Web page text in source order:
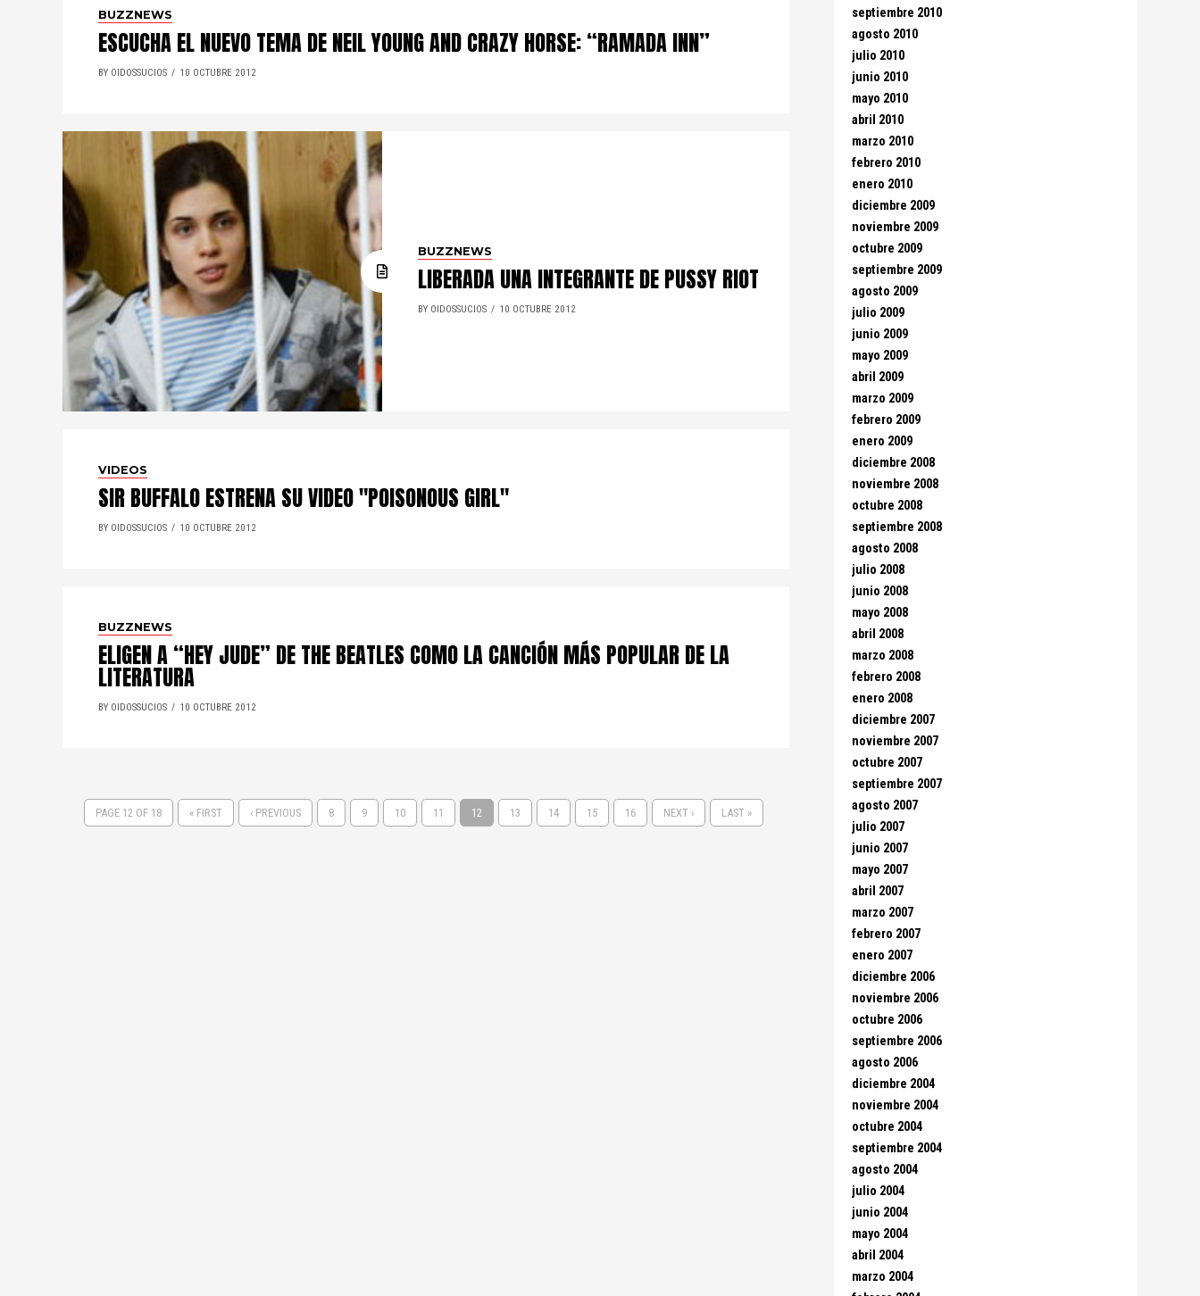
BUZZNEWS
ESCUCHA EL NUEVO TEMA DE NEIL YOUNG AND CRAZY HORSE: “RAMADA INN”
BY OIDOSSUCIOS 10 OCTUBRE 2012
BUZZNEWS
LIBERADA UNA INTEGRANTE DE PUSSY RIOT
BY OIDOSSUCIOS 10 OCTUBRE 2012
VIDEOS
SIR BUFFALO ESTRENA SU VIDEO "POISONOUS GIRL"
BY OIDOSSUCIOS 10 OCTUBRE 2012
BUZZNEWS
ELIGEN A “HEY JUDE” DE THE BEATLES COMO LA CANCIÓN MÁS POPULAR DE LA
LITERATURA
BY OIDOSSUCIOS 10 OCTUBRE 2012
PAGE 12 OF 18 « FIRST ‹ PREVIOUS 8 9 10 11 12 13 14 15 16 NEXT › LAST »
septiembre 2010
agosto 2010
julio 2010
junio 2010
mayo 2010
abril 2010
marzo 2010
febrero 2010
enero 2010
diciembre 2009
noviembre 2009
octubre 2009
septiembre 2009
agosto 2009
julio 2009
junio 2009
mayo 2009
abril 2009
marzo 2009
febrero 2009
enero 2009
diciembre 2008
noviembre 2008
octubre 2008
septiembre 2008
agosto 2008
julio 2008
junio 2008
mayo 2008
abril 2008
marzo 2008
febrero 2008
enero 2008
diciembre 2007
noviembre 2007
octubre 2007
septiembre 2007
agosto 2007
julio 2007
junio 2007
mayo 2007
abril 2007
marzo 2007
febrero 2007
enero 2007
diciembre 2006
noviembre 2006
octubre 2006
septiembre 2006
agosto 2006
diciembre 2004
noviembre 2004
octubre 2004
septiembre 2004
agosto 2004
julio 2004
junio 2004
mayo 2004
abril 2004
marzo 2004